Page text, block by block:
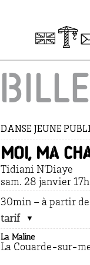
DANSE JEUNE
Moi, ma
Tidiani N’Diaye
sam. 28 janvier
30min – à partir de
tarif
La Maline
La Couarde-sur-